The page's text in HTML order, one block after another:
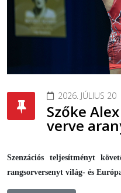
2026. JÚLIUS 20
Szőke
verve
Szenzációs teljesítményt
rangsorversenyt világ- és